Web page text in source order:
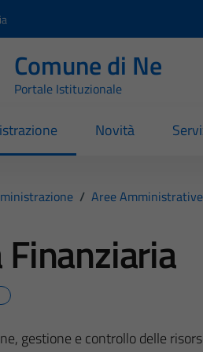
Comune di Ne
Portale Istituzionale
Novità
/ Aree Amministrative
Finanziaria
gestione e controllo delle